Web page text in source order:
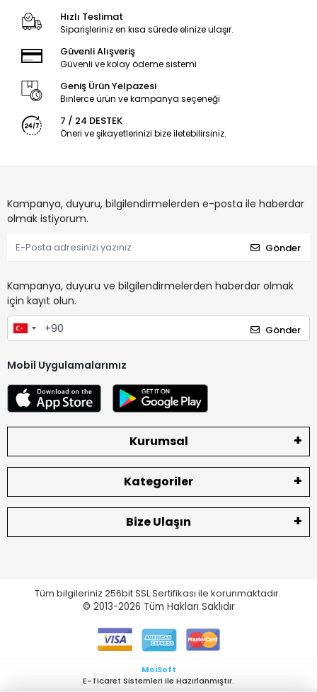
Hızlı Teslimat
Siparişleriniz en kısa sürede elinize ulaşır.
Güvenli Alışveriş
Güvenli ve kolay ödeme sistemi
Geniş Ürün Yelpazesi
Binlerce ürün ve kampanya seçeneği
7 / 24 DESTEK
Öneri ve şikayetlerinizi bize iletebilirsiniz.
Kampanya, duyuru, bilgilendirmelerden e-posta ile haberdar
olmak istiyorum.
Gönder
Kampanya, duyuru ve bilgilendirmelerden haberdar olmak
için kayıt olun.
Gönder
Mobil Uygulamalarımız
Kurumsal
Kategoriler
Bize Ulaşın
Tüm bilgileriniz 256bit SSL Sertifikası ile korunmaktadır.
© 2013-2026 Tüm Hakları Saklıdır
MoiSoft
E-Ticaret Sistemleri ile Hazırlanmıştır.